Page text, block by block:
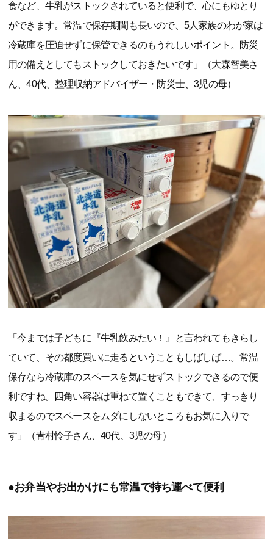
食など、牛乳がストックされていると便利で、心にもゆとり
ができます。常温で保存期間も長いので、5人家族のわが家は
冷蔵庫を圧迫せずに保管できるのもうれしいポイント。防災
用の備えとしてもストックしておきたいです」（大森智美さ
ん、40代、整理収納アドバイザー・防災士、3児の母）
「今までは子どもに『牛乳飲みたい！』と言われてもきらし
ていて、その都度買いに走るということもしばしば…。常温
保存なら冷蔵庫のスペースを気にせずストックできるので便
利ですね。四角い容器は重ねて置くこともできて、すっきり
収まるのでスペースをムダにしないところもお気に入りで
す」（青村怜子さん、40代、3児の母）
●お弁当やお出かけにも常温で持ち運べて便利